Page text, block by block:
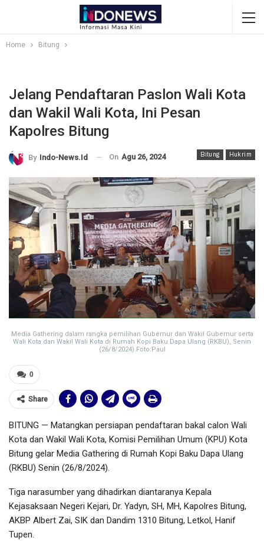
Home Bitung
Jelang Pendaftaran Paslon Wali Kota
dan Wakil Wali Kota, Ini Pesan
Kapolres Bitung
Bitung Hukrim
By Indo-News.id On Agu 26, 2024
Media Gathering dalam rangka pemilihan Gubernur dan Wakil Gubernur serta
Wali Kota dan Wakil Wali Kota di Rumah Kopi Baku Dapa Ulang (RKBU), Senin
(26/8/2024).Foto:Paul
0
Share
BITUNG — Matangkan persiapan pendaftaran bakal calon Wali
Kota dan Wakil Wali Kota, Komisi Pemilihan Umum (KPU) Kota
Bitung gelar Media Gathering di Rumah Kopi Baku Dapa Ulang
(RKBU) Senin (26/8/2024).
Tiga narasumber yang dihadirkan diantaranya Kepala
Kejasaksaan Negeri Kejari, Dr. Yadyn, SH, MH, Kapolres Bitung,
AKBP Albert Zai, SIK dan Dandim 1310 Bitung, Letkol, Hanif
Tupen.